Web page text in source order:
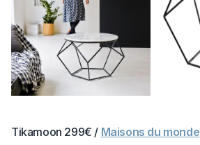
Tikamoon 299€ / Maisons du monde